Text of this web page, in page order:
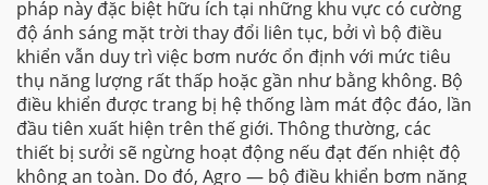
pháp này đặc biệt hữu ích tại những khu vực có cường
độ ánh sáng mặt trời thay đổi liên tục, bởi vì bộ điều
khiển vẫn duy trì việc bơm nước ổn định với mức tiêu
thụ năng lượng rất thấp hoặc gần như bằng không. Bộ
điều khiển được trang bị hệ thống làm mát độc đáo, lần
đầu tiên xuất hiện trên thế giới. Thông thường, các
thiết bị sưởi sẽ ngừng hoạt động nếu đạt đến nhiệt độ
không an toàn. Do đó, Agro — bộ điều khiển bơm năng